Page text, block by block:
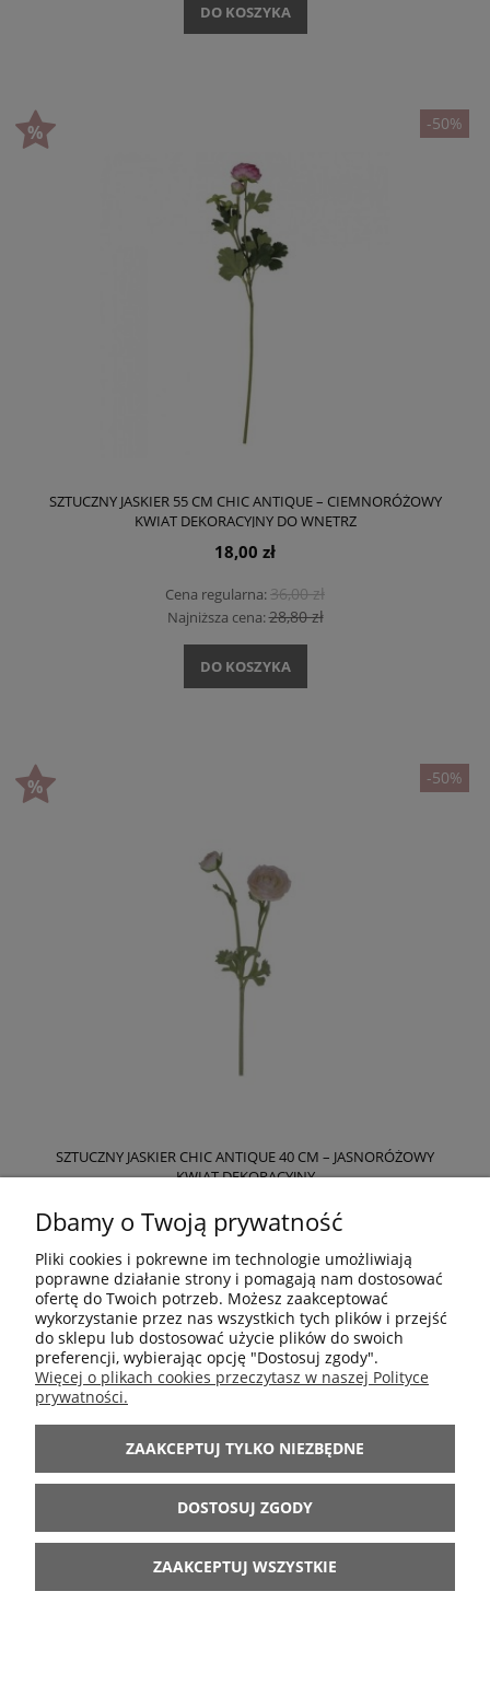
DO KOSZYKA
SZTUCZNY JASKIER 55 CM CHIC ANTIQUE – CIEMNORÓŻOWY
KWIAT DEKORACYJNY DO WNĘTRZ
18,00 zł
Cena regularna:36,00 zł
Najniższa cena:28,80 zł
DO KOSZYKA
-50%
SZTUCZNY JASKIER CHIC ANTIQUE 40 CM – JASNORÓŻOWY
KWIAT DEKORACYJNY
Cena regularna: 44,00 zł
Najniższa cena:35,20 zł
DO KOSZYKA
-50%
Dbamy o Twoją prywatność
Pliki cookies i pokrewne im technologie umożliwiają
poprawne działanie strony i pomagają nam dostosować
ofertę do Twoich potrzeb. Możesz zaakceptować
wykorzystanie przez nas wszystkich tych plików i przejść
do sklepu lub dostosować użycie plików do swoich
preferencji, wybierając opcję "Dostosuj zgody".
Więcej o plikach cookies przeczytasz w naszej Polityce
prywatności.
ZAAKCEPTUJ TYLKO NIEZBĘDNE
DOSTOSUJ ZGODY
ZAAKCEPTUJ WSZYSTKIE